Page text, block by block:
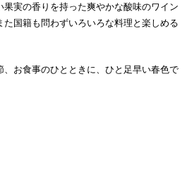
実の香りを持った爽やかな酸味のワイン
国籍も問わずいろいろな料理と楽しめる
お食事のひとときに、ひと足早い春色で